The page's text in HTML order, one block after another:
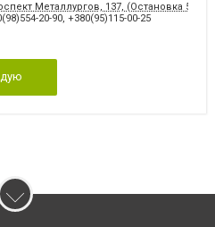
Металлургов, 137, (Остановка 5-
20-90, +380(95)115-00-25